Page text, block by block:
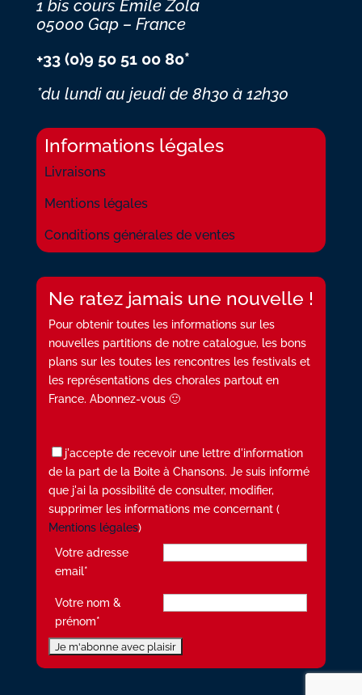
1 bis cours Emile Zola
05000 Gap – France
+33 (0)9 50 51 00 80*
*du lundi au jeudi de 8h30 à 12h30
Informations légales
Livraisons
Mentions légales
Conditions générales de ventes
Ne ratez jamais une nouvelle !
Pour obtenir toutes les informations sur les
nouvelles partitions de notre catalogue, les bons
plans sur les toutes les rencontres les festivals et
les représentations des chorales partout en
France. Abonnez-vous 🙂
j'accepte de recevoir une lettre d'information
de la part de la Boite à Chansons. Je suis informé
que j'ai la possibilité de consulter, modifier,
supprimer les informations me concernant (
Mentions légales)
Votre adresse
email*
Votre nom &
prénom*